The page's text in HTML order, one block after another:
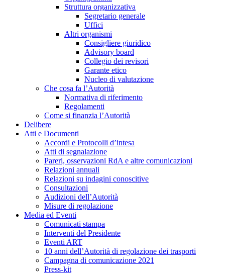
Struttura organizzativa
Segretario generale
Uffici
Altri organismi
Consigliere giuridico
Advisory board
Collegio dei revisori
Garante etico
Nucleo di valutazione
Che cosa fa l’Autorità
Normativa di riferimento
Regolamenti
Come si finanzia l’Autorità
Delibere
Atti e Documenti
Accordi e Protocolli d’intesa
Atti di segnalazione
Pareri, osservazioni RdA e altre comunicazioni
Relazioni annuali
Relazioni su indagini conoscitive
Consultazioni
Audizioni dell’Autorità
Misure di regolazione
Media ed Eventi
Comunicati stampa
Interventi del Presidente
Eventi ART
10 anni dell’Autorità di regolazione dei trasporti
Campagna di comunicazione 2021
Press-kit